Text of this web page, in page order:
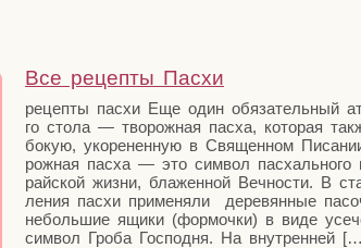
Все рецепты Пасхи
рецеп­ты пас­хи Еще один обя­за­тель­ный
го сто­ла — тво­рож­ная пас­ха, кото­рая
бо­кую, уко­ре­нен­ную в Свя­щен­ном
рож­ная пас­ха — это сим­вол пас­халь­но­го
рай­ской жиз­ни, бла­жен­ной Веч­но­сти. В
ле­ния пас­хи при­ме­ня­ли дере­вян­ные
неболь­шие ящи­ки (фор­моч­ки) в виде
сим­вол Гро­ба Гос­под­ня. На внутренней